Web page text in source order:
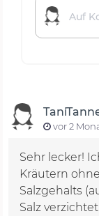
vor 2
Sehr lecker!
Kräutern
Salzgehalts
Salz